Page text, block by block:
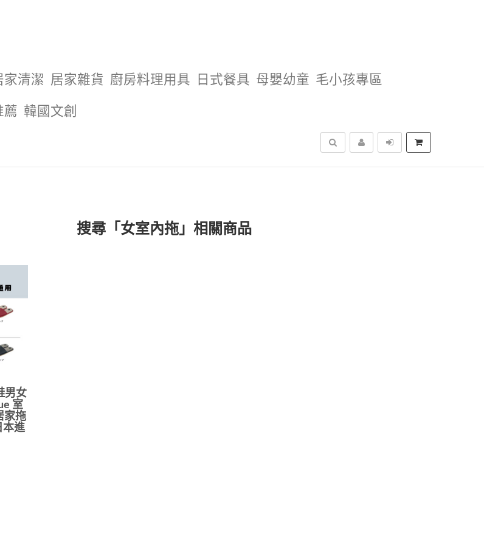
家清潔 居家雜貨 廚房料理用具 日式餐具 母嬰幼童 毛小孩專區
薦 韓國文創
搜尋
搜尋「女室內拖」相關商品
男女
室
家拖
本進